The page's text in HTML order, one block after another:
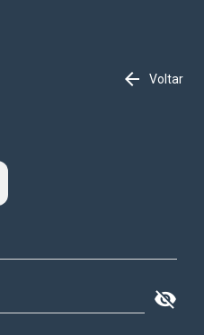
arrow_back Voltar
visibility_off